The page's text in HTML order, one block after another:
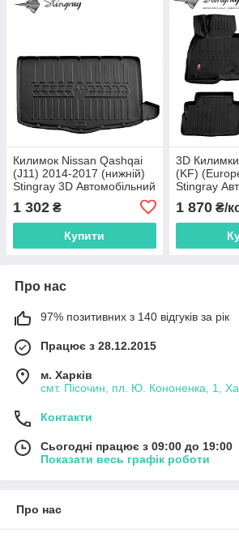
Килимок Nissan Qashqai
(J11) 2014-2017 (нижній)
Stingray 3D Автомобільний
1 302 ₴
Купити
3D
(KF)
Stingray
1 870₴/
Про нас
97% позитивних з 140 відгуків за рік
Працює з 28.12.2015
м. Харків
смт. Пісочин, пл. Ю. Кононенка, 1,
Контакти
Сьогодні працює з 09:00 до 19:00
Показати весь графік роботи
Про нас